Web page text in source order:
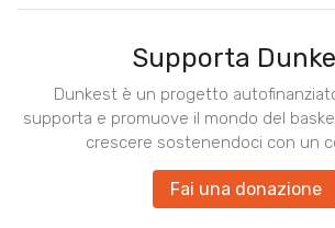
Supporta
Dunkest è un progetto
supporta e promuove il mondo del
crescere sostenendoci con un
Fai una donazione